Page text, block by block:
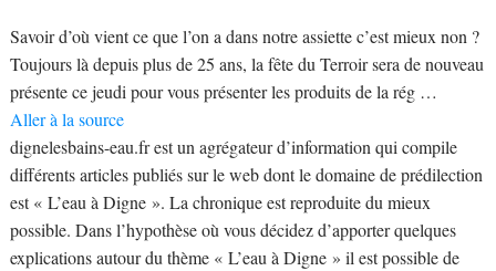
Savoir d’où vient ce que l’on a dans notre assiette c’est mieux non ?
Toujours là depuis plus de 25 ans, la fête du Terroir sera de nouveau
présente ce jeudi pour vous présenter les produits de la rég …
Aller à la source
dignelesbains-eau.fr est un agrégateur d’information qui compile
différents articles publiés sur le web dont le domaine de prédilection
est « L’eau à Digne ». La chronique est reproduite du mieux
possible. Dans l’hypothèse où vous décidez d’apporter quelques
explications autour du thème « L’eau à Digne » il est possible de